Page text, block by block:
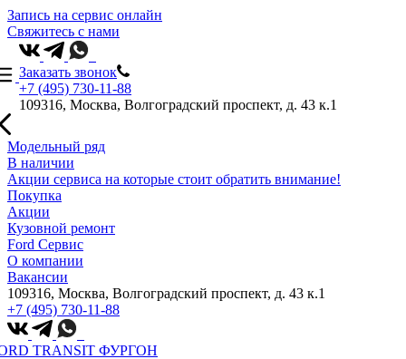
Запись на сервис онлайн
Свяжитесь с нами
Заказать звонок
+7 (495) 730-11-88
109316, Москва, Волгоградский проспект, д. 43 к.1
Модельный ряд
В наличии
Акции сервиса на которые стоит обратить внимание!
Покупка
Акции
Кузовной ремонт
Ford Сервис
О компании
Вакансии
109316, Москва, Волгоградский проспект, д. 43 к.1
+7 (495) 730-11-88
TRANSIT ФУРГОН